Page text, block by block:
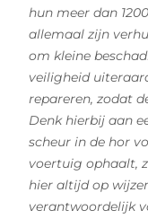
hun meer dan
allemaal zijn
om kleine
veiligheid
repareren, zodat
Denk hierbij aan
scheur in de hor
voertuig ophaalt,
hier altijd op
verantwoordelijk